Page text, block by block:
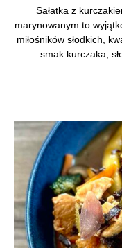
Sałatka z
marynowanym to
miłośników słodkich,
smak kurczaka,